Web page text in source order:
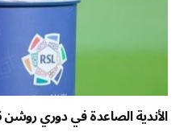
الأندية الصاعدة في دوري روشن 2026-2027 وتحدي الكبار